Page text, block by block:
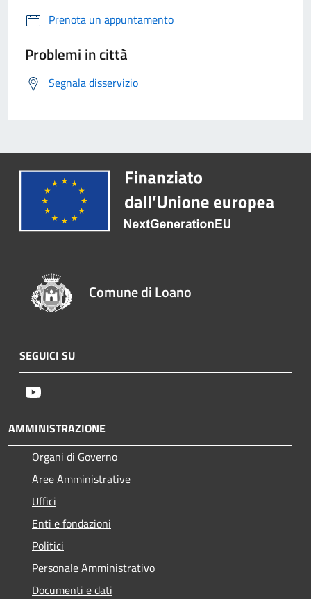
Prenota un appuntamento
Problemi in città
Segnala disservizio
Comune di Loano
SEGUICI SU
AMMINISTRAZIONE
Organi di Governo
Aree Amministrative
Uffici
Enti e fondazioni
Politici
Personale Amministrativo
Documenti e dati